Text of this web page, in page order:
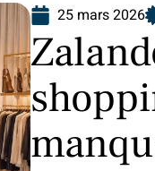
25 mars 2026